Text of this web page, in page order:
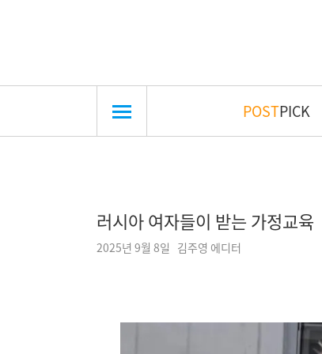
POSTPICK
러시아 여자들이 받는 가정교육
2025년 9월 8일 김주영 에디터